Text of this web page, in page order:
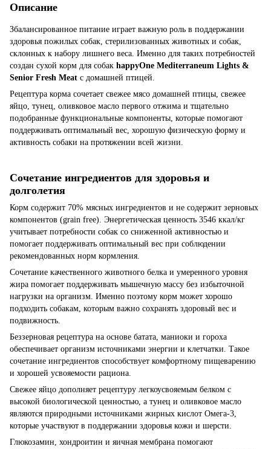
Описание
Збалансированное питание играет важную роль в поддержании
здоровья пожилых собак, стерилизованных животных и собак,
склонных к набору лишнего веса. Именно для таких потребностей
создан сухой корм для собак happyOne Mediterraneum Lights &
Senior Fresh Meat с домашней птицей.
Рецептура корма сочетает свежее мясо домашней птицы, свежее
яйцо, тунец, оливковое масло первого отжима и тщательно
подобранные функциональные компоненты, которые помогают
поддерживать оптимальный вес, хорошую физическую форму и
активность собаки на протяжении всей жизни.
Сочетание ингредиентов для здоровья и
долголетия
Корм содержит 70% мясных ингредиентов и не содержит зерновых
компонентов (grain free). Энергетическая ценность 3546 ккал/кг
учитывает потребности собак со сниженной активностью и
помогает поддерживать оптимальный вес при соблюдении
рекомендованных норм кормления.
Сочетание качественного животного белка и умеренного уровня
жира помогает поддерживать мышечную массу без избыточной
нагрузки на организм. Именно поэтому корм может хорошо
подходить собакам, которым важно сохранять здоровый вес и
подвижность.
Беззерновая рецептура на основе батата, маниоки и гороха
обеспечивает организм источниками энергии и клетчатки. Такое
сочетание ингредиентов способствует комфортному пищеварению
и хорошей усвояемости рациона.
Свежее яйцо дополняет рецептуру легкоусвояемым белком с
высокой биологической ценностью, а тунец и оливковое масло
являются природными источниками жирных кислот Омега-3,
которые участвуют в поддержании здоровья кожи и шерсти.
Глюкозамин, хондроитин и яичная мембрана помогают